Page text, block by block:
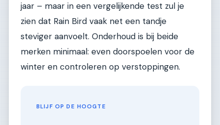
jaar – maar in een vergelijkende test zul je
zien dat Rain Bird vaak net een tandje
steviger aanvoelt. Onderhoud is bij beide
merken minimaal: even doorspoelen voor de
winter en controleren op verstoppingen.
BLIJF OP DE HOOGTE